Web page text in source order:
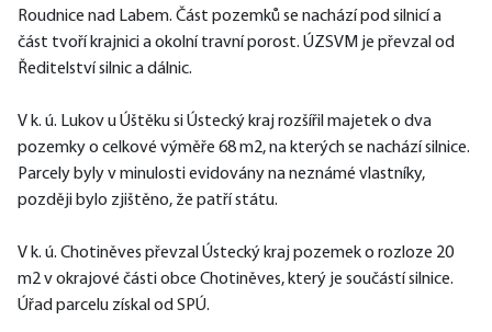
Roudnice nad Labem. Část pozemků se nachází pod silnicí a
část tvoří krajnici a okolní travní porost. ÚZSVM je převzal od
Ředitelství silnic a dálnic.
V k. ú. Lukov u Úštěku si Ústecký kraj rozšířil majetek o dva
pozemky o celkové výměře 68 m2, na kterých se nachází silnice.
Parcely byly v minulosti evidovány na neznámé vlastníky,
později bylo zjištěno, že patří státu.
V k. ú. Chotiněves převzal Ústecký kraj pozemek o rozloze 20
m2 v okrajové části obce Chotiněves, který je součástí silnice.
Úřad parcelu získal od SPÚ.